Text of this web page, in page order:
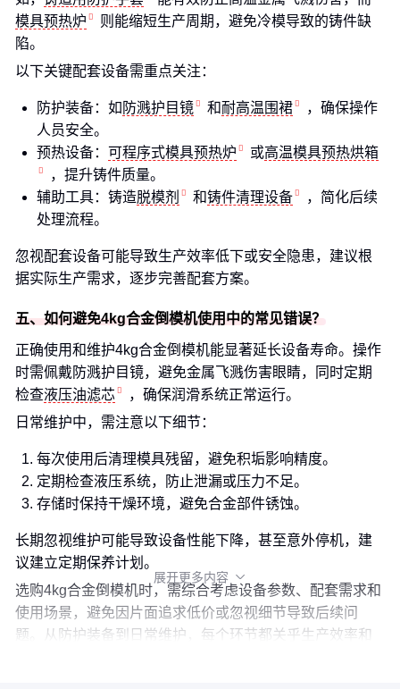
模具预热炉
则能缩短生产周期，避免冷模导致的铸件缺
陷。
以下关键配套设备需重点关注：
防护装备：如 防溅护目镜 和耐高温围裙
，确保操作
人员安全。
预热设备： 可程序式模具预热炉 或高温模具预热烘箱
，提升铸件质量。
辅助工具：铸造脱模剂 和铸件清理设备
，简化后续
处理流程。
忽视配套设备可能导致生产效率低下或安全隐患，建议根
据实际生产需求，逐步完善配套方案。
五、如何避免4kg合金倒模机使用中的常见错误？
正确使用和维护4kg合金倒模机能显著延长设备寿命。操作
时需佩戴防溅护目镜，避免金属飞溅伤害眼睛，同时定期
检查液压油滤芯
，确保润滑系统正常运行。
日常维护中，需注意以下细节：
每次使用后清理模具残留，避免积垢影响精度。
定期检查液压系统，防止泄漏或压力不足。
存储时保持干燥环境，避免合金部件锈蚀。
长期忽视维护可能导致设备性能下降，甚至意外停机，建
议建立定期保养计划。
选购4kg合金倒模机时，需综合考虑设备参数、配套需求和
使用场景，避免因片面追求低价或忽视细节导致后续问
题。从防护装备到日常维护，每个环节都关乎生产效率和
展开更多内容 